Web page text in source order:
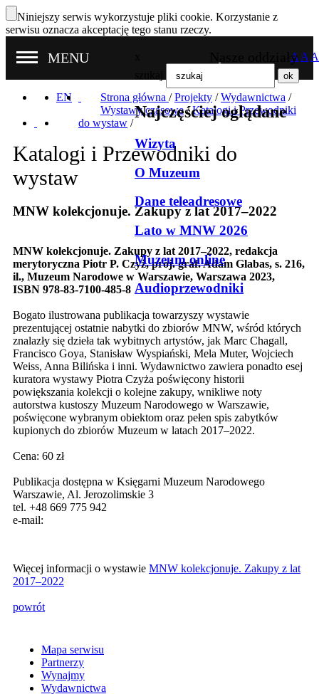
Niniejszy serwis wykorzystuje pliki cookie. Korzystanie z
serwisu oznacza akceptację tego stanu rzeczy.
Nasze oddziały
MENU
Najczęściej oglądane
Wizyta
O Muzeum
Dane teleadresowe
Lato w MNW 2026
Muzeum online
Audioprzewodniki
A A A
EN Strona główna / Projekty /Wydawnictwa /
Wystawy czasowe/Katalogi i Przewodniki
do wystaw /
Katalogi i Przewodniki do
wystaw
MNW kolekcjonuje. Zakupy z lat 2017–2022
MNW kolekcjonuje. Zakupy z lat 2017–2022, redakcja
merytoryczna Piotr P. Czyż, proj. graf. Adam Glabas, s. 216,
il., Muzeum Narodowe w Warszawie, Warszawa 2023,
ISBN 978-83-7100-485-8
Bogato ilustrowana publikacja towarzyszy wystawie
prezentującej ostatnie nabytki do zbiorów MNW, wśród których
znalazły się dzieła tak wybitnych artystów, jak Marc Chagall,
Francisco Goya, Stanisław Wyspiański, Mela Muter, Wojciech
Weiss, Anna Bilińska i inni. Wydawnictwo zawiera ponadto esej
kuratora wystawy Piotra Czyża poświęcony historii
powiększania kolekcji o kolejne zakupy, wnikliwe noty
autorstwa kustoszy Muzeum Narodowego w Warszawie,
poświęcone wybranym obiektom oraz pełen spis zabytków
kupionych do zbiorów Muzeum w latach 2017–2022.
Cena: 60 zł
Publikacja dostępna w Księgarni Muzeum Narodowego
Warszawie, Al. Jerozolimskie 3
tel. +48 669 775 942
e-mail:
Więcej informacji o wystawie MNW kolekcjonuje. Zakupy z lat
2017–2022
powrót
Mapa serwisu
Partnerzy
Wynajmy
Wydawnictwa